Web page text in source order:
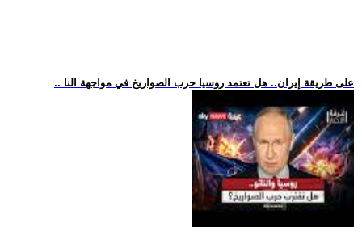
.. على طريقة إيران.. هل تعتمد روسيا حرب الصواريخ في مواجهة النا